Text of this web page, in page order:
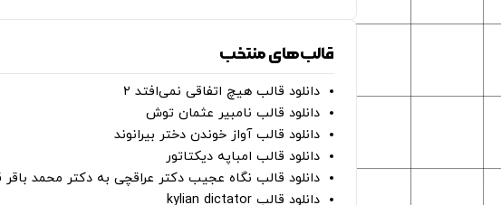
قالب‌های منتخب
دانلود قالب هیچ اتفاقی نمی‌افتد ۲
دانلود قالب نامبیر عثمان ‌توش
دانلود قالب آواز خوندن دختر بیرانوند
دانلود قالب امباپه دیکتاتور
دانلود قالب نگاه عجیب دکتر عراقچی به دکتر محمد باقر
دانلود قالب kylian dictator